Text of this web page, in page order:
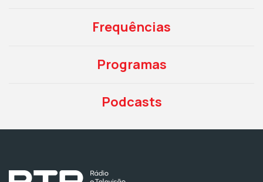
Frequências
Programas
Podcasts